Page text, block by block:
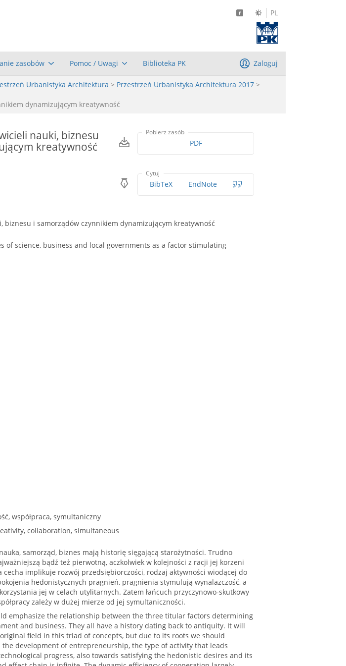
PL
zasobów Pomoc / Uwagi Biblioteka PK Zaloguj
Urbanistyka Architektura > Przestrzeń Urbanistyka Architektura 2017 >
dynamizującym kreatywność
nauki, biznesu
kreatywność
Pobierz zasób
PDF
Cytuj
BibTeX EndNote
i samorządów czynnikiem dynamizującym kreatywność
of science, business and local governments as a factor stimulating
współpraca, symultaniczny
collaboration, simultaneous
samorząd, biznes mają historię sięgającą starożytności. Trudno
bądź też pierwotną, aczkolwiek w kolejności z racji jej korzeni
cecha implikuje rozwój przedsiębiorczości, rodzaj aktywności wiodącej do
hedonistycznych pragnień, pragnienia stymulują wynalazczość, a
jej w celach utylitarnych. Zatem łańcuch przyczynowo-skutkowy
zależy w dużej mierze od jej symultaniczności.
emphasize the relationship between the three titular factors determining
and business. They all have a history dating back to antiquity. It will
field in this triad of concepts, but due to its roots we should
development of entrepreneurship, the type of activity that leads
progress, also towards satisfying the hedonistic desires and its